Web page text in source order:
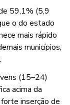
59,1% (5,9
o do estado
mais rápido
municípios,
(15–24)
acima da
inserção de